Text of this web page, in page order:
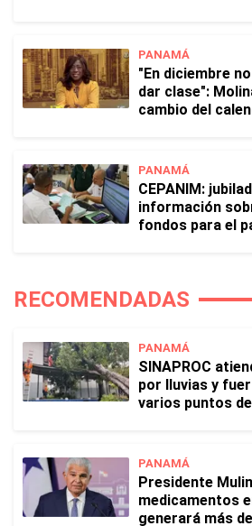
PANAMÁ
"En diciembre
dar clase":
cambio del
PANAMÁ
CEPANIM:
información
fondos para el
RECOMENDADAS
PANAMÁ
SINAPROC
por lluvias y
varios puntos
PANAMÁ
Presidente
medicamentos
generará más